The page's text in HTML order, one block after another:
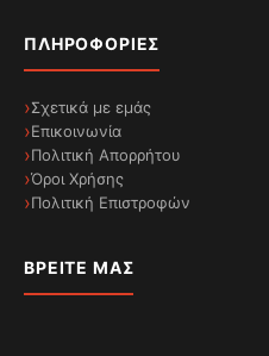
μυαλό σας να την
γιατί μετά από λίγα
λειτουργίας που είχατε,
από τους υδρατμούς
ΠΛΗΡΟΦΟΡΊΕΣ
Σχετικά με εμάς
Επικοινωνία
Πολιτική Απορρήτου
Όροι Χρήσης
Πολιτική Επιστροφών
ΒΡΕΊΤΕ ΜΑΣ